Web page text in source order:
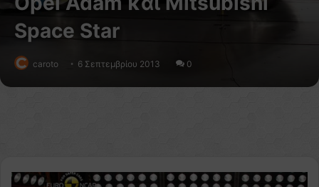
Space Star
caroto 6 Σεπτεμβρίου 2013 0